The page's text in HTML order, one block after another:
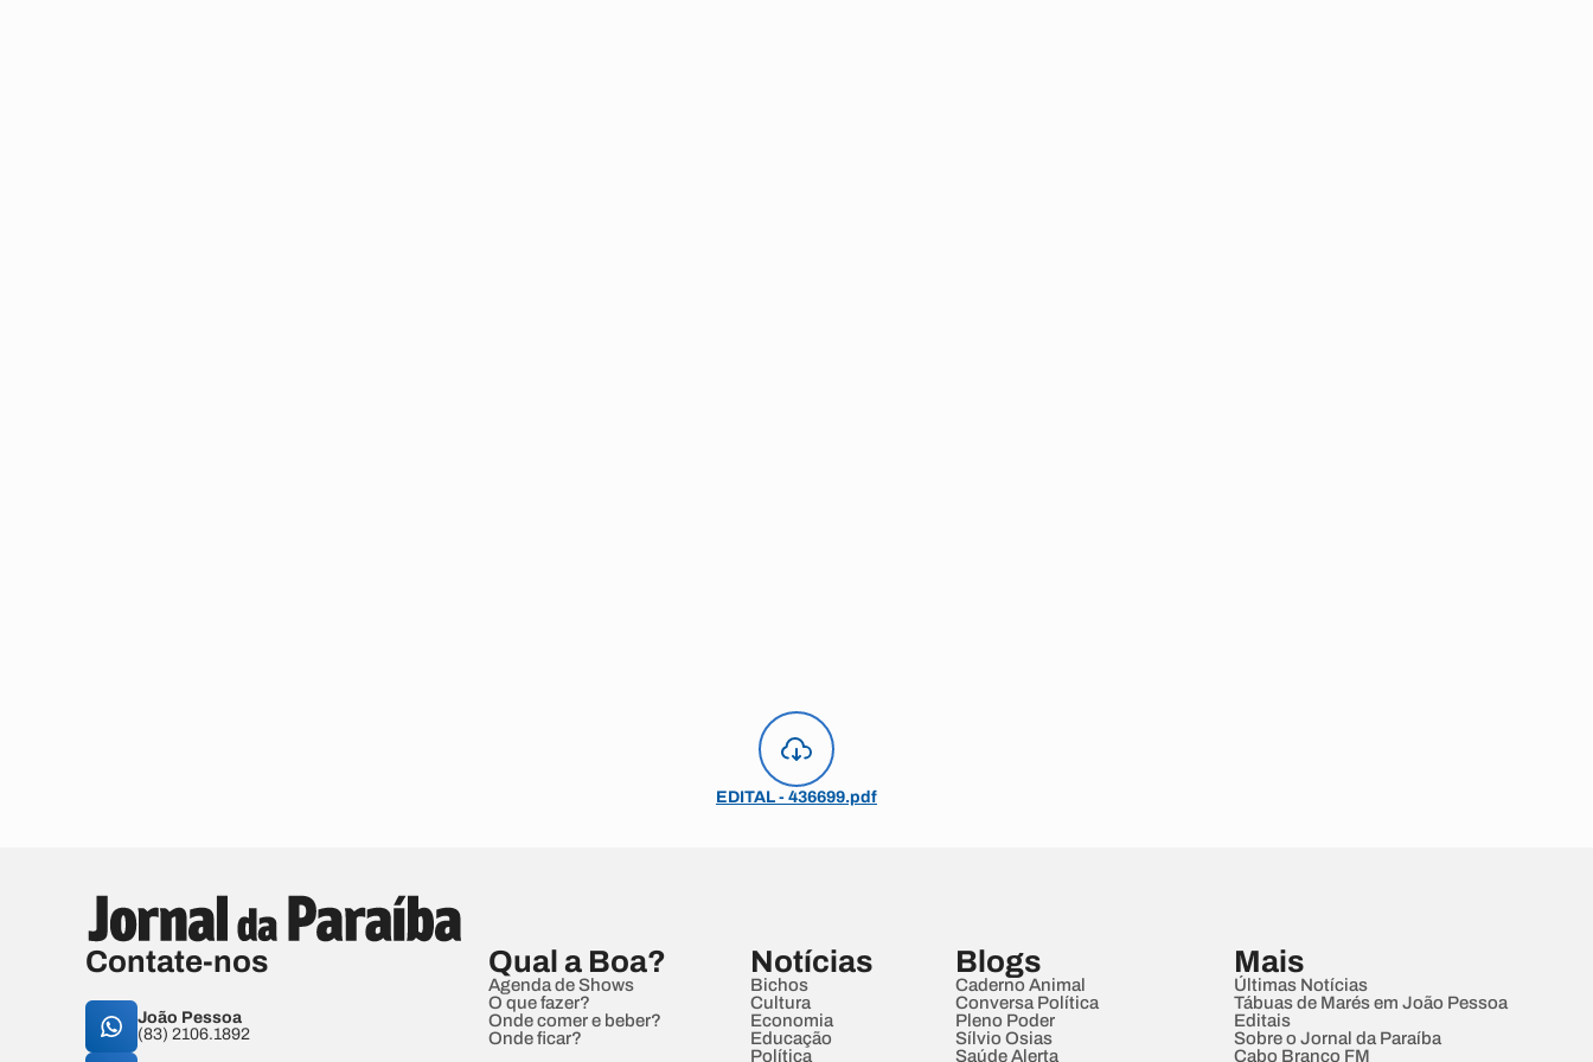
EDITAL - 436699.pdf
Contate-nos
João Pessoa
(83) 2106.1892
Qual a Boa?
Agenda de Shows
O que fazer?
Onde comer e beber?
Onde ficar?
Notícias
Bichos
Cultura
Economia
Educação
Política
Blogs
Caderno Animal
Conversa Política
Pleno Poder
Sílvio Osias
Saúde Alerta
Mais
Últimas Notícias
Tábuas de Marés em João Pessoa
Editais
Sobre o Jornal da Paraíba
Cabo Branco FM